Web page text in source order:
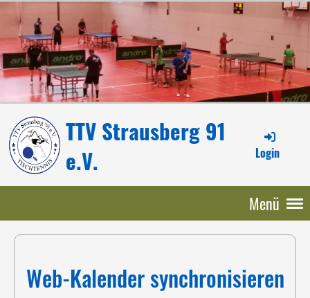
TTV Strausberg 91
e.V.
Login
Menü
Web-Kalender synchronisieren